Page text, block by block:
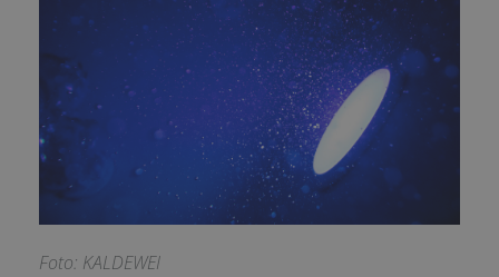
Foto: KALDEWEI